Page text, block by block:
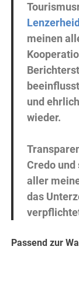
meinen
und
wieder.
Credo
aller
das
Passend zur